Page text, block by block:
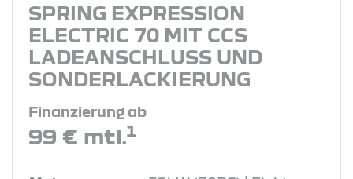
SPRING EXPRESSION
ELECTRIC 70 MIT CCS
LADEANSCHLUSS UND
SONDERLACKIERUNG
Finanzierung ab
99 € mtl.1